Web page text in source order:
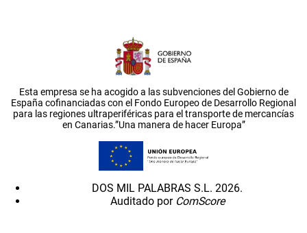
Esta empresa se ha acogido a las subvenciones del Gobierno de
España cofinanciadas con el Fondo Europeo de Desarrollo Regional
para las regiones ultraperiféricas para el transporte de mercancías
en Canarias.”Una manera de hacer Europa”
DOS MIL PALABRAS S.L. 2026.
Auditado por ComScore